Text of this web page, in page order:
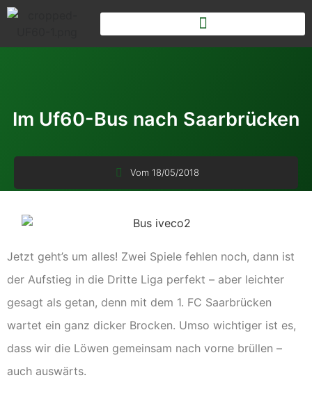
Im Uf60-Bus nach Saarbrücken
Vom 18/05/2018
Jetzt geht’s um alles! Zwei Spiele fehlen noch, dann ist
der Aufstieg in die Dritte Liga perfekt – aber leichter
gesagt als getan, denn mit dem 1. FC Saarbrücken
wartet ein ganz dicker Brocken. Umso wichtiger ist es,
dass wir die Löwen gemeinsam nach vorne brüllen –
auch auswärts.